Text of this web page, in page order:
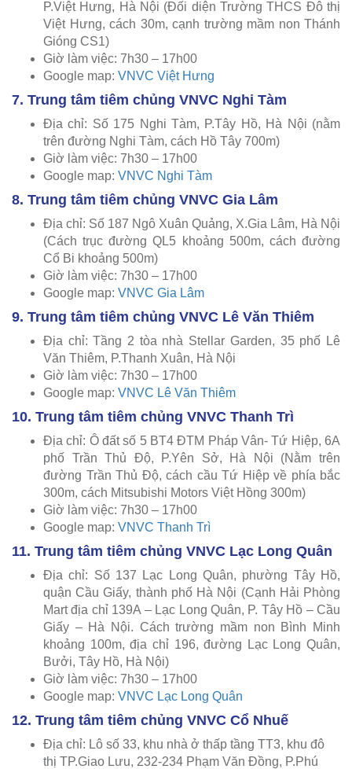
P.Việt Hưng, Hà Nội (Đối diện Trường THCS Đô thị
Việt Hưng, cách 30m, cạnh trường mầm non Thánh
Gióng CS1)
Giờ làm việc: 7h30 – 17h00
Google map: VNVC Việt Hưng
7. Trung tâm tiêm chủng VNVC Nghi Tàm
Địa chỉ: Số 175 Nghi Tàm, P.Tây Hồ, Hà Nội (nằm
trên đường Nghi Tàm, cách Hồ Tây 700m)
Giờ làm việc: 7h30 – 17h00
Google map: VNVC Nghi Tàm
8. Trung tâm tiêm chủng VNVC Gia Lâm
Địa chỉ: Số 187 Ngô Xuân Quảng, X.Gia Lâm, Hà Nội
(Cách trục đường QL5 khoảng 500m, cách đường
Cổ Bi khoảng 500m)
Giờ làm việc: 7h30 – 17h00
Google map: VNVC Gia Lâm
9. Trung tâm tiêm chủng VNVC Lê Văn Thiêm
Địa chỉ: Tầng 2 tòa nhà Stellar Garden, 35 phố Lê
Văn Thiêm, P.Thanh Xuân, Hà Nội
Giờ làm việc: 7h30 – 17h00
Google map: VNVC Lê Văn Thiêm
10. Trung tâm tiêm chủng VNVC Thanh Trì
Địa chỉ: Ô đất số 5 BT4 ĐTM Pháp Vân- Tứ Hiệp, 6A
phố Trần Thủ Độ, P.Yên Sở, Hà Nội (Nằm trên
đường Trần Thủ Độ, cách cầu Tứ Hiệp về phía bắc
300m, cách Mitsubishi Motors Việt Hồng 300m)
Giờ làm việc: 7h30 – 17h00
Google map: VNVC Thanh Trì
11. Trung tâm tiêm chủng VNVC Lạc Long Quân
Địa chỉ: Số 137 Lạc Long Quân, phường Tây Hồ,
quận Cầu Giấy, thành phố Hà Nội (Cạnh Hải Phòng
Mart địa chỉ 139A – Lạc Long Quân, P. Tây Hồ – Cầu
Giấy – Hà Nội. Cách trường mầm non Bình Minh
khoảng 100m, địa chỉ 196, đường Lạc Long Quân,
Bưởi, Tây Hồ, Hà Nội)
Giờ làm việc: 7h30 – 17h00
Google map: VNVC Lạc Long Quân
12. Trung tâm tiêm chủng VNVC Cổ Nhuế
Địa chỉ: Lô số 33, khu nhà ở thấp tầng TT3, khu đô
thị TP.Giao Lưu, 232-234 Phạm Văn Đồng, P.Phú